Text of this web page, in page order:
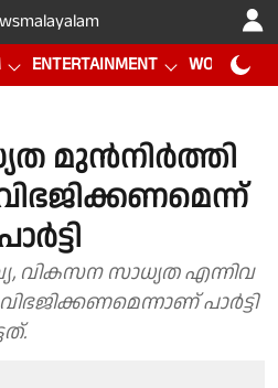
ENTERTAINMENT WORLD CUP
മുൻനിർത്തി
വിഭജിക്കണമെന്ന്
വികസന സാധ്യത എന്നിവ
പാർട്ടി